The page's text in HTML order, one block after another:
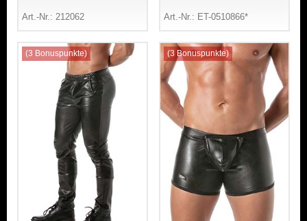
Art.-Nr.: 212062 Art.-Nr.: ET-0510866*
(3 Bonuspunkte) (3 Bonuspunkte)